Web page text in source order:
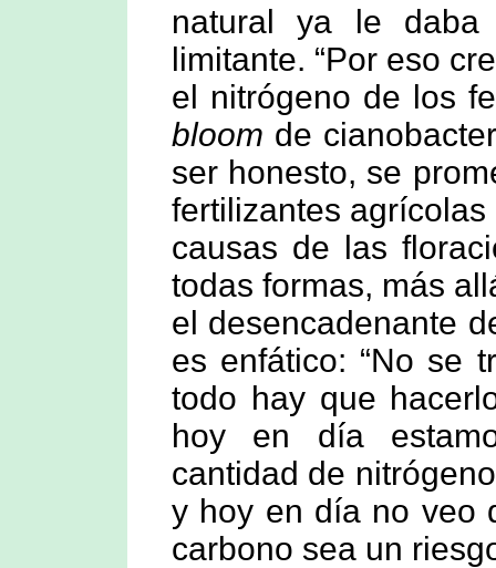
natural ya le
limitante. “Por eso
el nitrógeno de los
bloom de
ser honesto, se
fertilizantes
causas de las
todas formas, más
el desencadenante
es enfático: “No se
todo hay que
hoy en día
cantidad de
y hoy en día no veo
carbono sea un